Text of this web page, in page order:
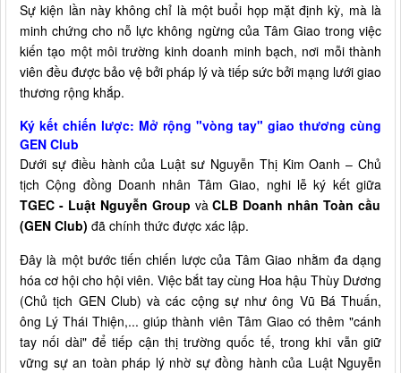
Sự kiện lần này không chỉ là một buổi họp mặt định kỳ, mà là
minh chứng cho nỗ lực không ngừng của Tâm Giao trong việc
kiến tạo một môi trường kinh doanh minh bạch, nơi mỗi thành
viên đều được bảo vệ bởi pháp lý và tiếp sức bởi mạng lưới giao
thương rộng khắp.
Ký kết chiến lược: Mở rộng "vòng tay" giao thương cùng
GEN Club
Dưới sự điều hành của Luật sư Nguyễn Thị Kim Oanh – Chủ
tịch Cộng đồng Doanh nhân Tâm Giao, nghi lễ ký kết giữa
TGEC - Luật Nguyễn Group vàCLB Doanh nhân Toàn cầu
(GEN Club) đã chính thức được xác lập.
Đây là một bước tiến chiến lược của Tâm Giao nhằm đa dạng
hóa cơ hội cho hội viên. Việc bắt tay cùng Hoa hậu Thùy Dương
(Chủ tịch GEN Club) và các cộng sự như ông Vũ Bá Thuấn,
ông Lý Thái Thiện,... giúp thành viên Tâm Giao có thêm "cánh
tay nối dài" để tiếp cận thị trường quốc tế, trong khi vẫn giữ
vững sự an toàn pháp lý nhờ sự đồng hành của Luật Nguyễn